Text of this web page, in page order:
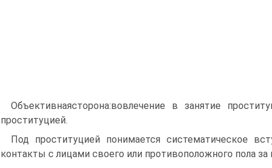
Объективнаясторона:вовлечение в занятие
проституцией.
Под проституцией понимается систематическое
контакты с лицами своего или противоположного пола за